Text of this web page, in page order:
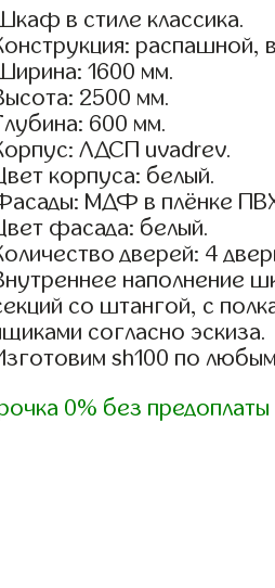
в стиле классика.
распашной,
1600 мм.
2500 мм.
600 мм.
ЛДСП uvadrev.
корпуса: белый.
МДФ в плёнке
фасада: белый.
дверей: 4
наполнение
со штангой, с
согласно эскиза.
sh100 по
0% без предоплаты